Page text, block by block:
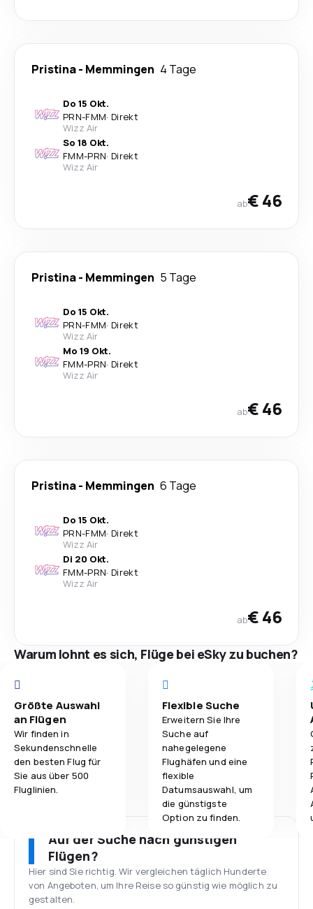
Pristina- Memmingen 4 Tage
Do 15 Okt.
PRN-FMM· Direkt
Wizz Air
So 18 Okt.
FMM-PRN· Direkt
Wizz Air
ab€ 46
Pristina- Memmingen 5 Tage
Do 15 Okt.
PRN-FMM· Direkt
Wizz Air
Mo 19 Okt.
FMM-PRN· Direkt
Wizz Air
ab€ 46
Pristina- Memmingen 6 Tage
Do 15 Okt.
PRN-FMM· Direkt
Wizz Air
Di 20 Okt.
FMM-PRN· Direkt
Wizz Air
ab€ 46
Warum lohnt es sich, Flüge bei eSky zu buchen?
Größte Auswahl
an Flügen
Wir finden in
Sekundenschnelle
den besten Flug für
Sie aus über 500
Fluglinien.
Flexible Suche
Erweitern Sie Ihre
Suche auf
nahegelegene
Flughäfen und eine
flexible
Datumsauswahl, um
die günstigste
Option zu finden.
Auf der Suche nach günstigen
Flügen?
Hier sind Sie richtig. Wir vergleichen täglich Hunderte
von Angeboten, um Ihre Reise so günstig wie möglich zu
gestalten.